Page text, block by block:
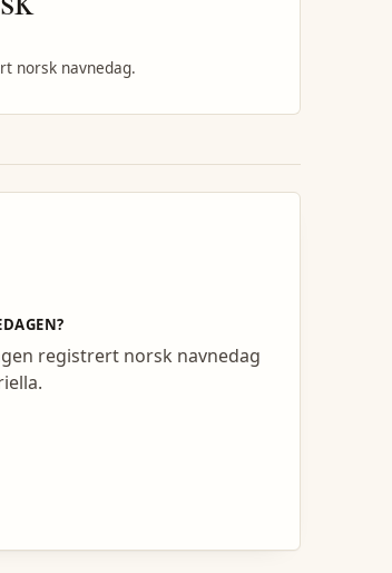
norsk navnedag.
registrert norsk navnedag